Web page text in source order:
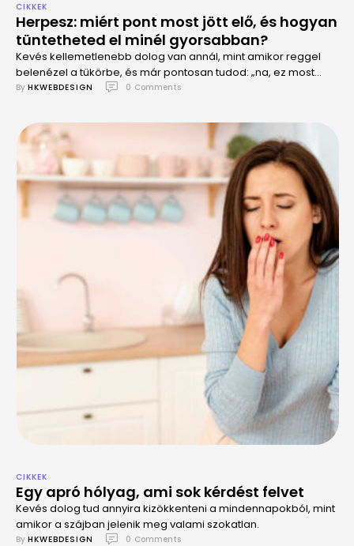
CIKKEK
Herpesz: miért pont most jött elő, és hogyan
tüntetheted el minél gyorsabban?
Kevés kellemetlenebb dolog van annál, mint amikor reggel
belenézel a tükörbe, és már pontosan tudod: „na, ez most
herpesz lesz”.
By HKWEBDESIGN 0 Comments
CIKKEK
Egy apró hólyag, ami sok kérdést felvet
Kevés dolog tud annyira kizökkenteni a mindennapokból, mint
amikor a szájban jelenik meg valami szokatlan.
By HKWEBDESIGN 0 Comments